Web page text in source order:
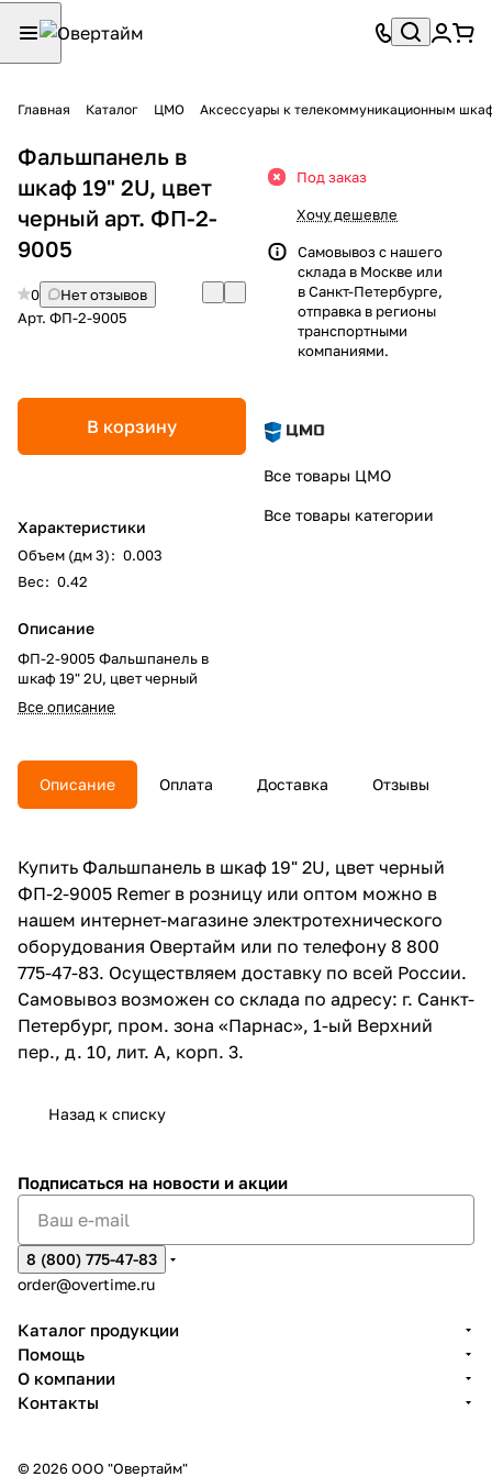
Главная Каталог ЦМО Аксессуары к телекоммуникационным
Фальшпанель в
шкаф 19" 2U, цвет
черный арт. ФП-2-
9005
0
Нет отзывов
Арт. ФП-2-9005
В корзину
Характеристики
Объем (дм 3): 0.003
Вес: 0.42
Описание
ФП-2-9005 Фальшпанель в
шкаф 19" 2U, цвет черный
Все описание
Под заказ
Хочу дешевле
Самовывоз с нашего
склада в Москве или
в Санкт-Петербурге,
отправка в регионы
транспортными
компаниями.
Все товары ЦМО
Все товары категории
Описание Оплата Доставка Отзывы
Купить Фальшпанель в шкаф 19" 2U, цвет черный
ФП-2-9005 Remer в розницу или оптом можно в
нашем интернет-магазине электротехнического
оборудования Овертайм или по телефону 8 800
775-47-83. Осуществляем доставку по всей России.
Самовывоз возможен со склада по адресу: г. Санкт-
Петербург, пром. зона «Парнас», 1-ый Верхний
пер., д. 10, лит. А, корп. 3.
Назад к списку
Подписаться на новости и акции
8 (800) 775-47-83
order@overtime.ru
Каталог продукции
Помощь
О компании
Контакты
© 2026 ООО "Овертайм"